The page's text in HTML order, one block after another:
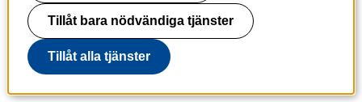
more dialogue and discussions which were appreciated by the
students.
Kursdata har registrerats manuellt
Tillåt bara nödvändiga tjänster
Tillåt alla tjänster